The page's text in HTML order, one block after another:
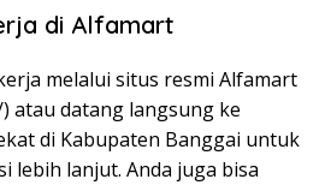
di Alfamart
melalui situs resmi Alfamart
atau datang langsung ke
di Kabupaten Banggai untuk
lebih lanjut. Anda juga bisa